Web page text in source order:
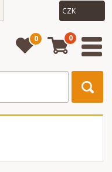
0 0